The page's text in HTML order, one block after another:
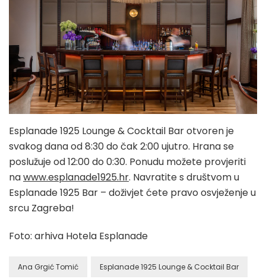
Esplanade 1925 Lounge & Cocktail Bar otvoren je
svakog dana od 8:30 do čak 2:00 ujutro. Hrana se
poslužuje od 12:00 do 0:30. Ponudu možete provjeriti
nawww.esplanade1925.hr. Navratite s društvom u
Esplanade 1925 Bar – doživjet ćete pravo osvježenje u
srcu Zagreba!
Foto: arhiva Hotela Esplanade
Ana Grgić Tomić Esplanade 1925 Lounge & Cocktail Bar